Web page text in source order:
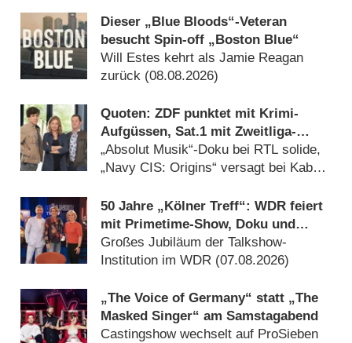
Dieser „Blue Bloods“-Veteran
besucht Spin-off „Boston Blue“
Will Estes kehrt als Jamie Reagan
zurück (08.08.2026)
Quoten: ZDF punktet mit Krimi-
Aufgüssen, Sat.1 mit Zweitliga-
Auftakt
„Absolut Musik“-Doku bei RTL solide,
„Navy CIS: Origins“ versagt bei Kabel
50 Jahre „Kölner Treff“: WDR feiert
mit Primetime-Show, Doku und
Rückblicken
Großes Jubiläum der Talkshow-
Institution im WDR (07.08.2026)
„The Voice of Germany“ statt „The
Masked Singer“ am Samstagabend
Castingshow wechselt auf ProSieben